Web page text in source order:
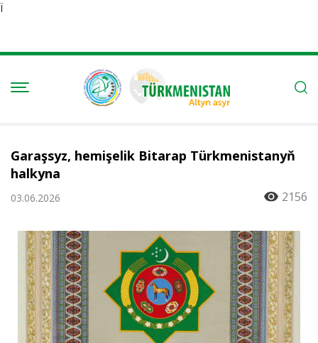
Ï
Garaşsyz, hemişelik Bitarap Türkmenistanyň
halkyna
03.06.2026 2156